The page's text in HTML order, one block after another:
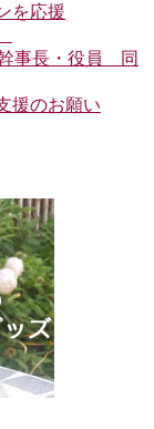
を応援
事長・役員 同
のお願い